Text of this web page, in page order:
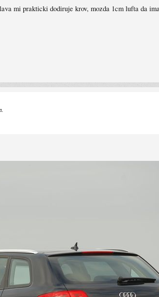
mi prakticki dodiruje krov, mozda 1cm lufta da